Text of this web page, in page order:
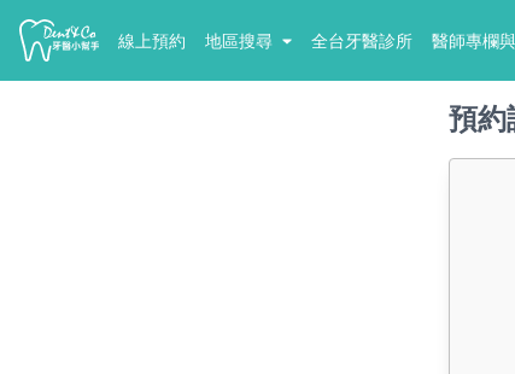
線上預約 地區搜尋 全台牙醫診所 醫師專欄
預約